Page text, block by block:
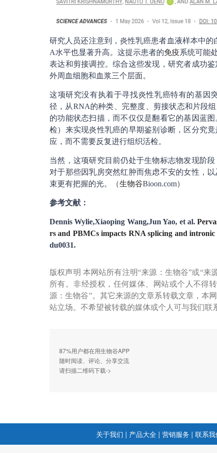
研究人员还注意到，炎性乳癌患者血液样本中
A水平也显著升高。这提示患者的免疫系统可能
表达和剪接调控。综合这些发现，研究者成功
外周血细胞和血浆三个层面。
这项研究没有执着于寻找炎性乳癌特有的基因
径，从RNA的种类、完整度、剪接状态和片段
的功能状态扫描，而不仅仅是翻看它的基因蓝
检）来实现炎性乳癌的早期鉴别诊断，区分究
应，而不需要反复进行组织活检。
当然，这项研究目前仍处于生物标志物发现阶
对于那些因乳房突然红肿而焦虑不安的女性，
束更有把握的光。（生物谷Bioon.com）
参考文献：
Dennis Wylie,Xiaoping Wang,Jun Yao, et al.
rs and PBMCs impacts RNA splicing and
du0031.
版权声明 本网站所有注明“来源：生物谷”或“
所有。非经授权，任何媒体、网站或个人不得
源：生物谷”。其它来源的文章系转载文章，本
站立场。不希望被转载的媒体或个人可与我们联
87%用户都在用生物谷APP
随时阅读、评论、分享交流
请扫描二维码下载->
关于我们 | 产品大全 | 营销服务 | 联系我